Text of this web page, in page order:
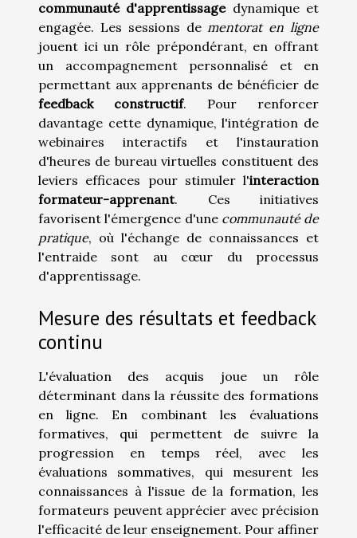
communauté d'apprentissagedynamique et
engagée. Les sessions dementorat en ligne
jouent ici un rôle prépondérant, en offrant
un accompagnement personnalisé et en
permettant aux apprenants de bénéficier de
feedback constructif. Pour renforcer
davantage cette dynamique, l'intégration de
webinaires interactifs et l'instauration
d'heures de bureau virtuelles constituent des
leviers efficaces pour stimuler l'interaction
formateur-apprenant. Ces initiatives
favorisent l'émergence d'une communauté de
pratique, où l'échange de connaissances et
l'entraide sont au cœur du processus
d'apprentissage.
Mesure des résultats et feedback
continu
L'évaluation des acquis joue un rôle
déterminant dans la réussite des formations
en ligne. En combinant les évaluations
formatives, qui permettent de suivre la
progression en temps réel, avec les
évaluations sommatives, qui mesurent les
connaissances à l'issue de la formation, les
formateurs peuvent apprécier avec précision
l'efficacité de leur enseignement. Pour affiner